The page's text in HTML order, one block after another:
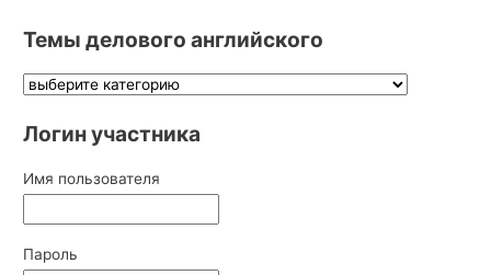
Темы делового английского
Логин участника
Имя пользователя
Пароль